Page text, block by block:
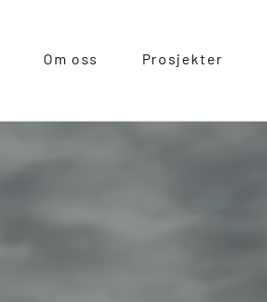
Om oss Prosjekter